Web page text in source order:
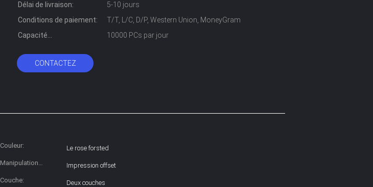
Délai de livraison:
5-10 jours
Conditions de paiement:
T/T, L/C, D/P, Western Union, MoneyGram
Capacité
10000 PCs par jour
CONTACTEZ
Couleur:
Le rose forsted
Manipulation
Impression offset
Couche:
Deux couches